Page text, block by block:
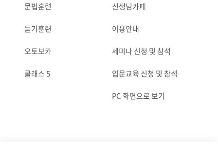
문법훈련
듣기훈련
오토보카
클래스 5
선생님카페
이용안내
세미나 신청 및 참석
입문교육 신청 및 참석
PC 화면으로 보기